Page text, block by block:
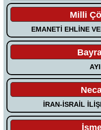
Milli
EMANETİ EHLİNE
İRAN-İSRAİL